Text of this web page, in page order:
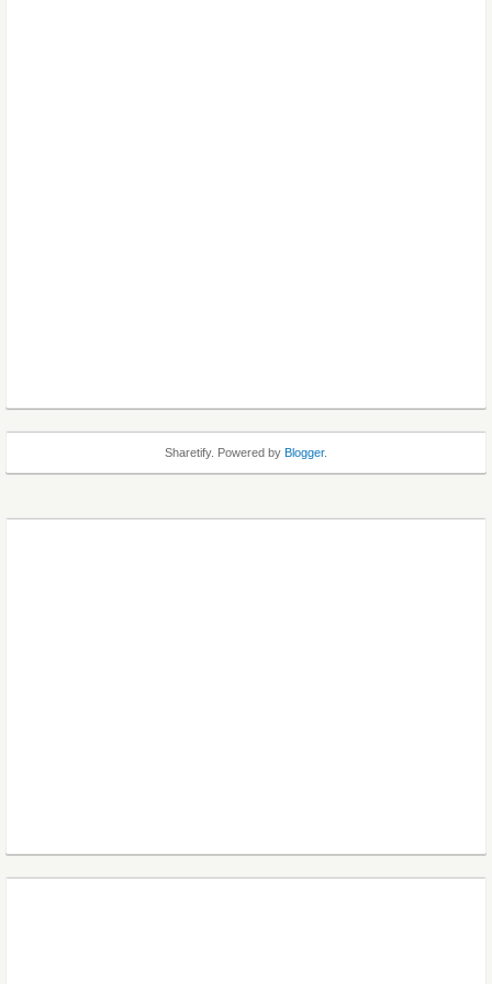
Sharetify. Powered by Blogger.